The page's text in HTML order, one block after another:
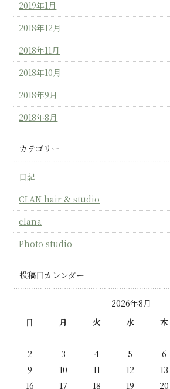
2019年1月
2018年12月
2018年11月
2018年10月
2018年9月
2018年8月
カテゴリー
日記
CLAN hair & studio
clana
Photo studio
投稿日カレンダー
2026年8月
日
月 火 水 木
2
3 4 5 6
9
10 11 12 13
16
17 18 19 20